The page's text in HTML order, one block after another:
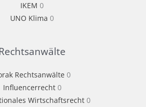
IKEM 0
UNO Klima 0
Rechtsanwälte 0
Influencerrecht0
Wirtschaftsrecht0